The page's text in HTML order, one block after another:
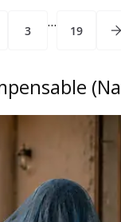
3 … 19